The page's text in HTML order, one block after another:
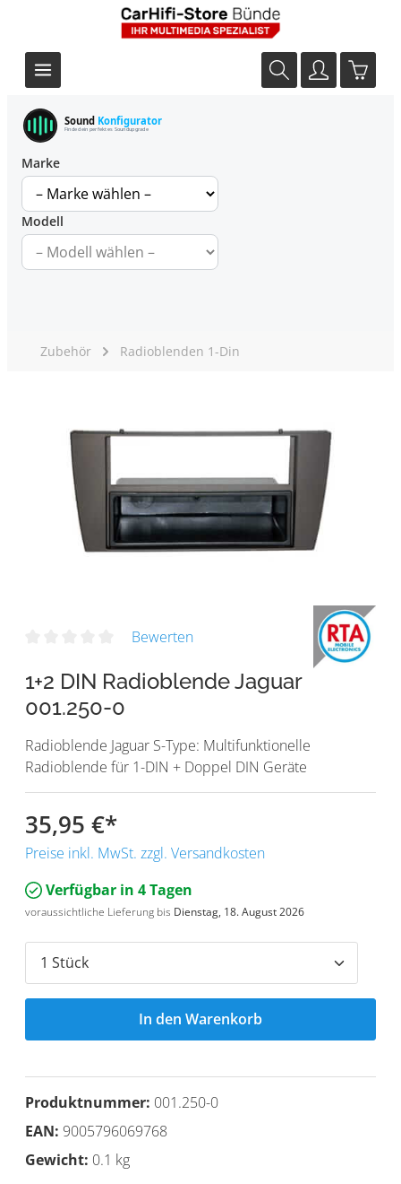
Sound Konfigurator
Finde dein perfektes Soundupgrade
Marke
Modell
Zubehör Radioblenden 1-Din
Bewerten
1+2 DIN Radioblende Jaguar
001.250-0
Radioblende Jaguar S-Type: Multifunktionelle
Radioblende für 1-DIN + Doppel DIN Geräte
35,95 €*
Preise inkl. MwSt. zzgl. Versandkosten
Verfügbar in 4 Tagen
voraussichtliche Lieferung bis Dienstag, 18. August 2026
In den Warenkorb
Produktnummer: 001.250-0
EAN: 9005796069768
Gewicht: 0.1 kg